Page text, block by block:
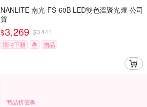
NANLITE 南光 FS-60B LED雙色溫聚光燈 公司
貨
$3,269 $3,441
限時下殺
券 贈品
商品折價券